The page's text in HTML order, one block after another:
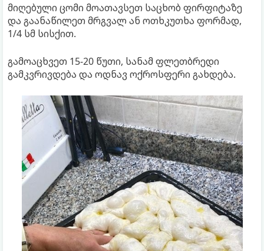
მიღებული ცომი მოათავსეთ საცხობ ფირფიტაზე
და გაანაწილეთ მრგვალ ან ოთხკუთხა ფორმად,
1/4 სმ სისქით.
გამოაცხვეთ 15-20 წუთი, სანამ ფლეთბრედი
გამკვრივდება და ოდნავ ოქროსფერი გახდება.